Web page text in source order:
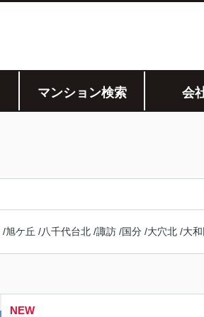
マンション検索 会
/旭ケ丘 /八千代台北 /諏訪 /国分 /大穴北 /大
NEW